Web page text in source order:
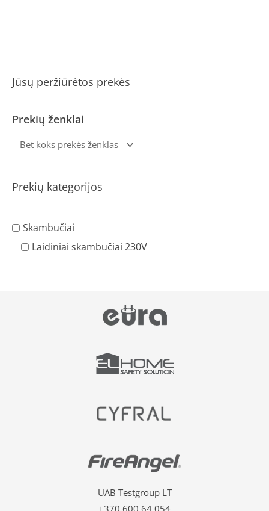
Jūsų peržiūrėtos prekės
Prekių ženklai
Prekių kategorijos
Skambučiai
Laidiniai skambučiai 230V
UAB Testgroup LT
+370 600 64 054